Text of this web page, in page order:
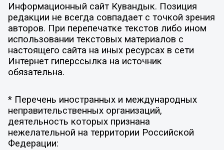
Информационный сайт Кувандык. Позиция
редакции не всегда совпадает с точкой зрения
авторов. При перепечатке текстов либо ином
использовании текстовых материалов с
настоящего сайта на иных ресурсах в сети
Интернет гиперссылка на источник
обязательна.
* Перечень иностранных и международных
неправительственных организаций,
деятельность которых признана
нежелательной на территории Российской
Федерации: